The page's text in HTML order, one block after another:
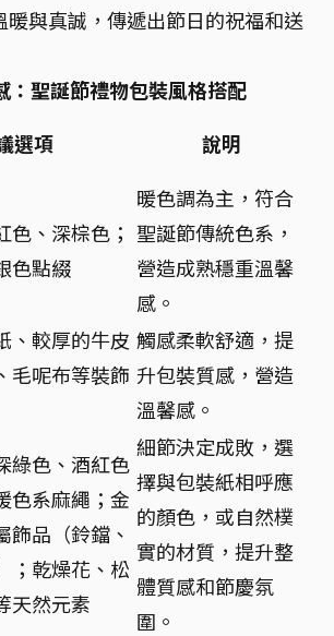
暖與真誠，傳遞出節日的祝福和送
：聖誕節禮物包裝風格搭配
選項 說明
色、深棕色；
色點綴
暖色調為主，符合
聖誕節傳統色系，
營造成熟穩重溫馨
感。
、較厚的牛皮
毛呢布等裝飾
觸感柔軟舒適，提
升包裝質感，營造
溫馨感。
綠色、酒紅色
色系麻繩；金
飾品（鈴鐺、
；乾燥花、松
天然元素
細節決定成敗，選
擇與包裝紙相呼應
的顏色，或自然樸
實的材質，提升整
體質感和節慶氛
圍。